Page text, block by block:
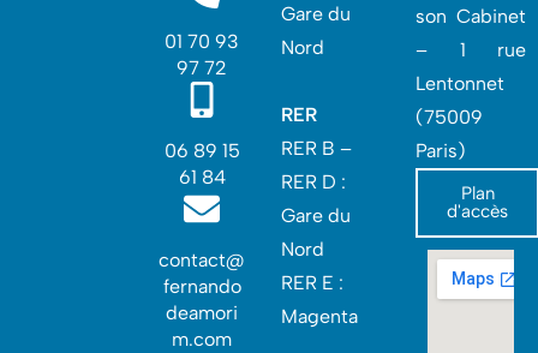
01 70 93
97 72
06 89 15
61 84
contact@
fernando
deamori
m.com
Gare du
Nord
RER
RER B –
RER D :
Gare du
Nord‎
RER E :
Magenta
son Cabinet
– 1 rue
Lentonnet
(75009
Paris)
Plan
d'accès